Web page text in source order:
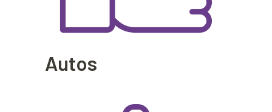
Autos